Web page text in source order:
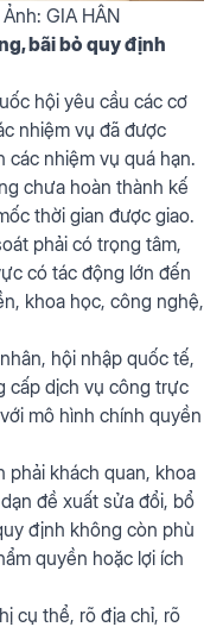
GIA HÂN
bãi bỏ quy định
hội yêu cầu các cơ
nhiệm vụ đã được
nhiệm vụ quá hạn.
chưa hoàn thành kế
thời gian được giao.
phải có trọng tâm,
có tác động lớn đến
khoa học, công nghệ,
hội nhập quốc tế,
cấp dịch vụ công trực
mô hình chính quyền
phải khách quan, khoa
đề xuất sửa đổi, bổ
định không còn phù
quyền hoặc lợi ích
cụ thể, rõ địa chỉ, rõ